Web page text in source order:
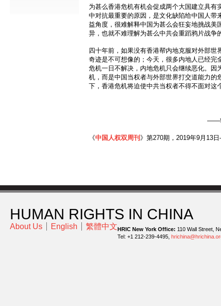
为甚么香港危机有机会促成两个大国建立具有
中对抗最重要的原因，是文化缺陷给中国人带
益角度，很难解释中国为甚么会狂妄地挑战美
异，也就不难理解为甚么中共会重蹈鸦片战争
四十年前，如果没有香港帮内地克服对外部世
奇迹是不可想像的；今天，很多内地人已经完
危机一日不解决，内地危机只会继续恶化。因
机，而是中国当权者与外部世界打交道能力的
下，香港危机将迫使中共当权者不得不面对这
——
《中国人权双周刊 》第270期，2019年9月13
HUMAN RIGHTS IN CHINA
About Us English 繁體中文HRIC New York Office: 110 Wall Street,
Tel: +1 212-239-4495,